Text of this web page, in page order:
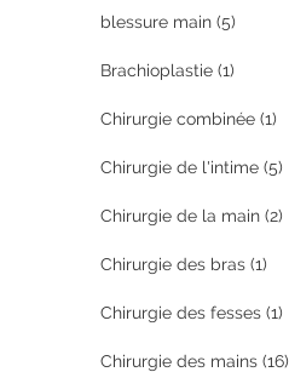
blessure main (5)
Brachioplastie (1)
Chirurgie combinée (1)
Chirurgie de l'intime (5)
Chirurgie de la main (2)
Chirurgie des bras (1)
Chirurgie des fesses (1)
Chirurgie des mains (16)